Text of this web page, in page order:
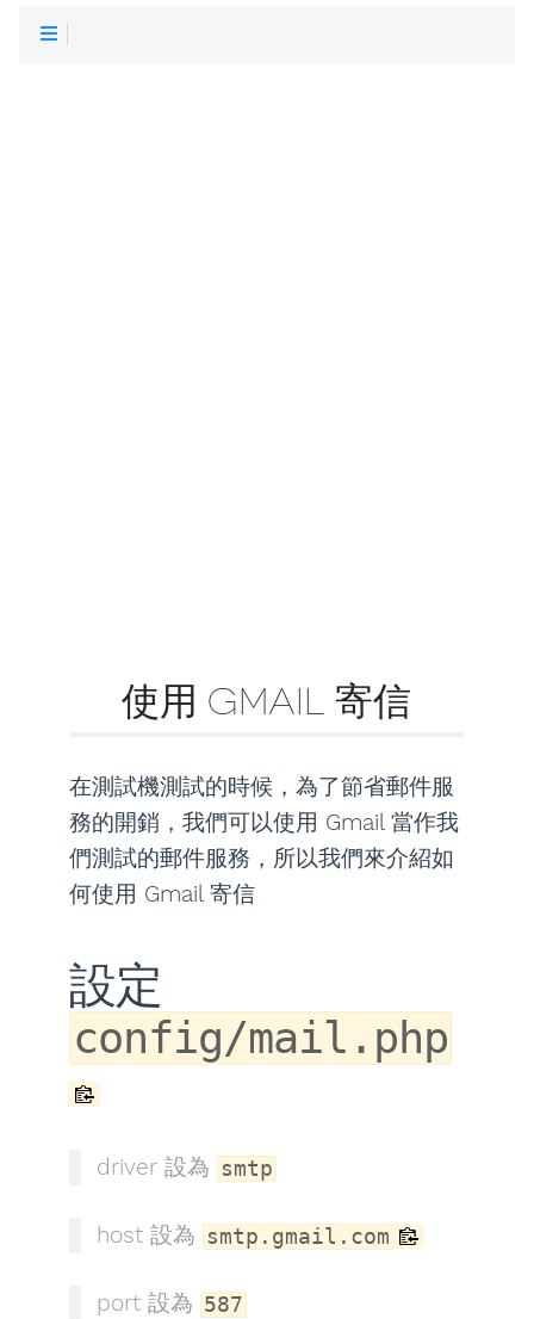
使用 GMAIL 寄信
在測試機測試的時候，為了節省郵件服
務的開銷，我們可以使用 Gmail 當作我
們測試的郵件服務，所以我們來介紹如
何使用 Gmail 寄信
設定
config/mail.php
driver 設為 smtp
host 設為 smtp.gmail.com
port 設為 587